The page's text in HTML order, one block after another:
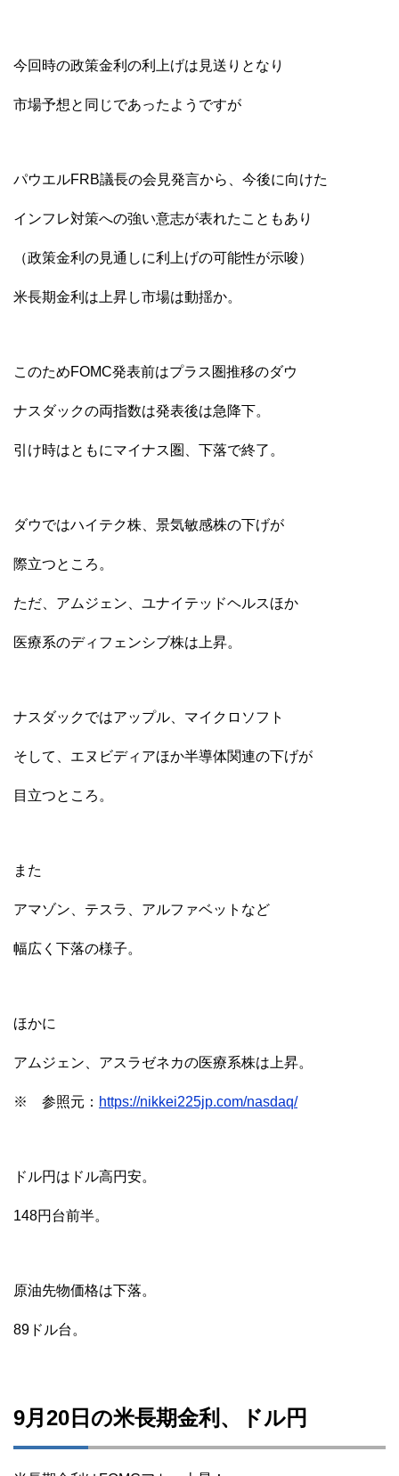
今回時の政策金利の利上げは見送りとなり
市場予想と同じであったようですが
パウエルFRB議長の会見発言から、今後に向けた
インフレ対策への強い意志が表れたこともあり
（政策金利の見通しに利上げの可能性が示唆）
米長期金利は上昇し市場は動揺か。
このためFOMC発表前はプラス圏推移のダウ
ナスダックの両指数は発表後は急降下。
引け時はともにマイナス圏、下落で終了。
ダウではハイテク株、景気敏感株の下げが
際立つところ。
ただ、アムジェン、ユナイテッドヘルスほか
医療系のディフェンシブ株は上昇。
ナスダックではアップル、マイクロソフト
そして、エヌビディアほか半導体関連の下げが
目立つところ。
また
アマゾン、テスラ、アルファベットなど
幅広く下落の様子。
ほかに
アムジェン、アスラゼネカの医療系株は上昇。
※ 参照元： https://nikkei225jp.com/nasdaq/
ドル円はドル高円安。
148円台前半。
原油先物価格は下落。
89ドル台。
9月20日の米長期金利、ドル円